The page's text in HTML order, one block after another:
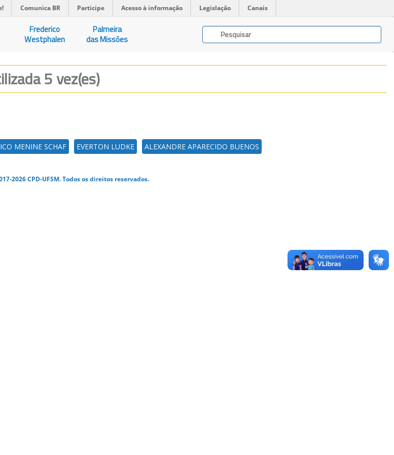
Comunica BR Participe Acesso à informação Legislação Canais
Frederico
Westphalen
Palmeira
das Missões
5 vez(es)
MENINE SCHAF EVERTON LUDKE ALEXANDRE APARECIDO BUENOS
2026 CPD-UFSM. Todos os direitos reservados.